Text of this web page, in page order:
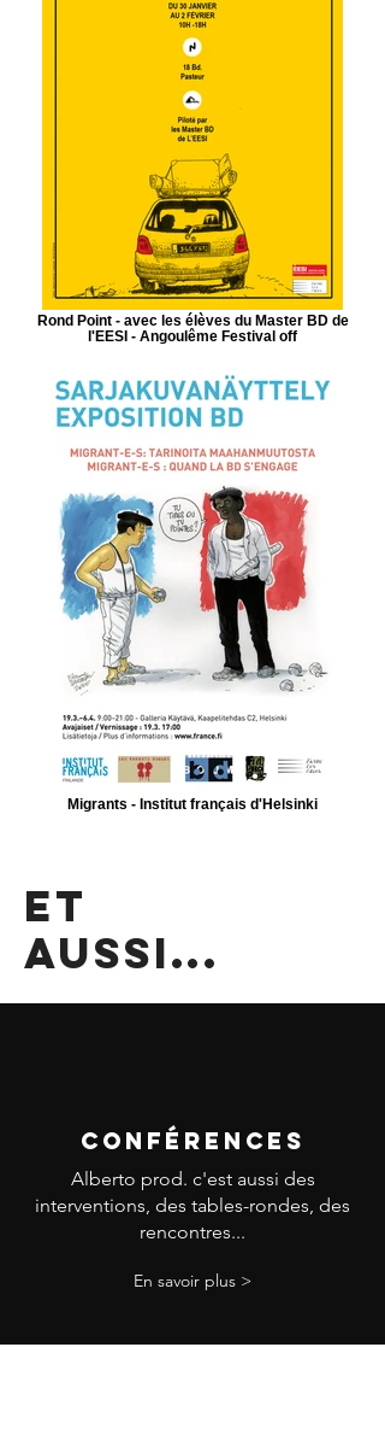
Rond Point - avec les élèves du Master BD de
l'EESI - Angoulême Festival off
Migrants - Institut français d'Helsinki
ET
AUSSI...
CONFÉrences
Alberto prod. c'est aussi des
interventions, des tables-rondes, des
rencontres...
En savoir plus >